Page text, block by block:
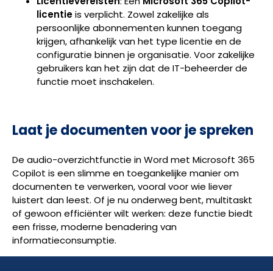
licentieis verplicht. Zowel zakelijke als
persoonlijke abonnementen kunnen toegang
krijgen, afhankelijk van het type licentie en de
configuratie binnen je organisatie. Voor zakelijke
gebruikers kan het zijn dat de IT-beheerder de
functie moet inschakelen.
Laat je documenten voor je spreken
De audio-overzichtfunctie in Word met Microsoft 365
Copilot is een slimme en toegankelijke manier om
documenten te verwerken, vooral voor wie liever
luistert dan leest. Of je nu onderweg bent, multitaskt
of gewoon efficiënter wilt werken: deze functie biedt
een frisse, moderne benadering van
informatieconsumptie.